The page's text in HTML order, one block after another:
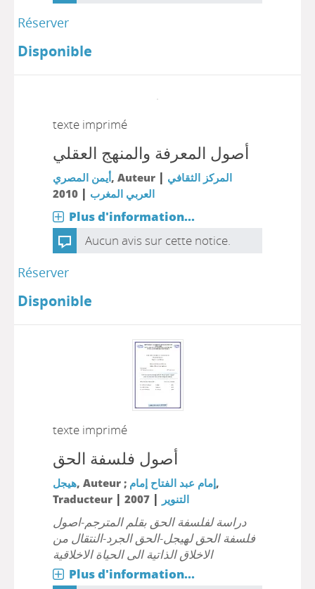
Réserver
Disponible
texte imprimé
أصول المعرفة والمنهج العقلي
أيمن المصري, Auteur | المركز الثقافي
العربي المغرب |
2010
Plus d'information...
Aucun avis sur cette notice.
Réserver
Disponible
texte imprimé
أصول فلسفة الحق
هيجل, Auteur ; إمام عبد الفتاح إمام,
Traducteur | التنوير |
2007
دراسة لفلسفة الحق بقلم المترجم-اصول
فلسفة الحق لهيجل-الحق الجرد-النتقال من
الاخلاق الذاتية الى الحياة الاخلاقية
Plus d'information...